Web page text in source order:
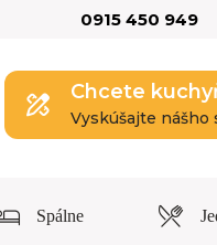
0915 450 949
Chcete
Vyskúšajte nášho
Spálne